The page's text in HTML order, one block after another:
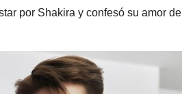
por Shakira y confesó su amor de